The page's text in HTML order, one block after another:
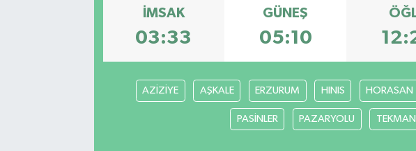
İMSAK
03:33
GÜNEŞ
05:10
AZİZİYE AŞKALE ERZURUM HINIS HORASAN
PASİNLER PAZARYOLU TEKMAN